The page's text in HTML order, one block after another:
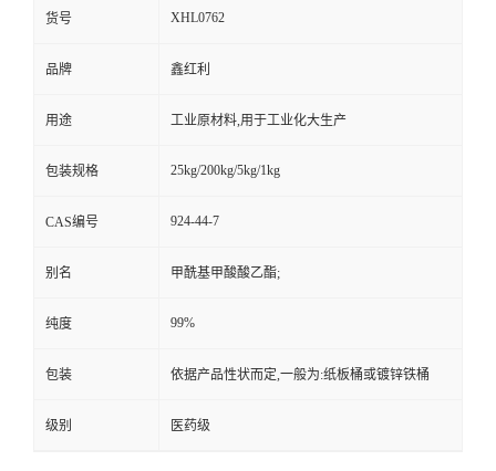
货号 XHL0762
品牌 鑫红利
用途 工业原材料,用于工业化大生产
包装规格 25kg/200kg/5kg/1kg
CAS编号 924-44-7
别名 甲酰基甲酸酸乙酯;
纯度 99%
包装 依据产品性状而定,一般为:纸板桶或镀锌铁桶
级别 医药级